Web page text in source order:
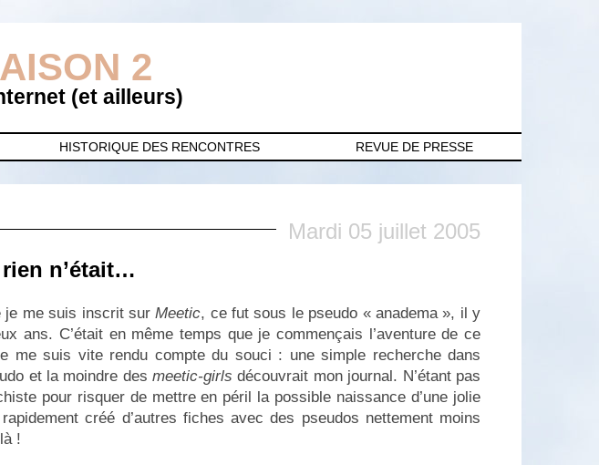
2
(et ailleurs)
HISTORIQUE DES RENCONTRES REVUE DE PRESSE
Mardi 05 juillet 2005
n’était…
je me suis inscrit surMeetic, ce fut sous le pseudo « anadema », il y
ans. C’était en même temps que je commençais l’aventure de ce
me suis vite rendu compte du souci : une simple recherche dans
et la moindre desmeetic-girls découvrait mon journal. N’étant pas
pour risquer de mettre en péril la possible naissance d’une jolie
créé d’autres fiches avec des pseudos nettement moins
!